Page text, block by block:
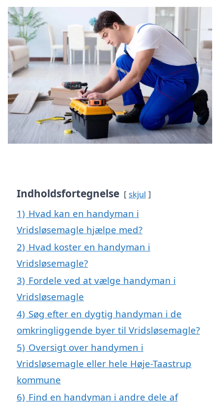
Indholdsfortegnelse skjul
1) Hvad kan en handyman i
Vridsløsemagle hjælpe med?
2) Hvad koster en handyman i
Vridsløsemagle?
3) Fordele ved at vælge handyman i
Vridsløsemagle
4) Søg efter en dygtig handyman i de
omkringliggende byer til Vridsløsemagle?
5) Oversigt over handymen i
Vridsløsemagle eller hele Høje-Taastrup
kommune
6) Find en handyman i andre dele af